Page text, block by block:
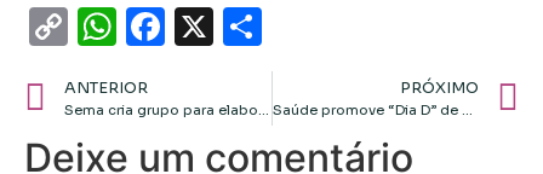
CopyWhatsApp
Facebook
X
ANTERIOR PRÓXIMO
Deixe um comentário